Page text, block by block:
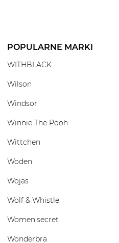
POPULARNE MARKI
WITHBLACK
Wilson
Windsor
Winnie The Pooh
Wittchen
Woden
Wojas
Wolf & Whistle
Women'secret
Wonderbra